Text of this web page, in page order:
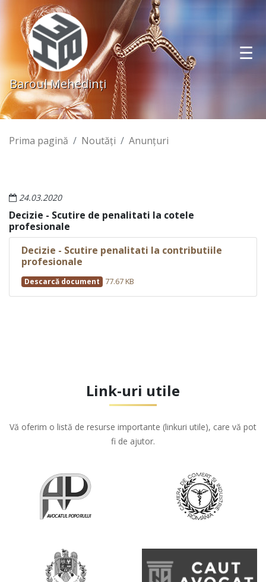
Baroul Mehedinţi
Prima pagină Noutăţi Anunţuri
24.03.2020
Decizie - Scutire de penalitati la cotele
profesionale
Decizie - Scutire penalitati la contributiile
profesionale
Descarcă document 77.67 KB
Link-uri utile
Vă oferim o listă de resurse importante (linkuri utile), care vă pot
fi de ajutor.